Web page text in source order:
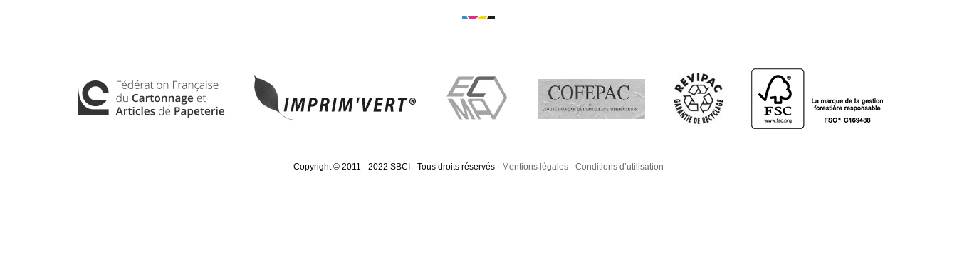
Copyright © 2011 - 2022 SBCI - Tous droits réservés - Mentions légales Conditions d’utilisation